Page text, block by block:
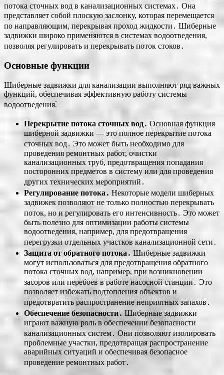
потока сточных вод в канализационных системах․ Она
представляет собой плоскую заслонку, которая перемещается
по направляющим, перекрывая проход жидкости․ Шиберные
задвижки широко применяются в системах водоотведения,
позволяя регулировать и перекрывать поток стоков․
Основные функции
Шиберные задвижки для канализации выполняют ряд важных
функций, обеспечивая эффективную работу системы
водоотведения⁚
Перекрытие потока сточных вод․ Основная функция
шиберной задвижки ― это полное перекрытие потока
сточных вод․ Это может быть необходимо для
проведения ремонтных работ, очистки
канализационных труб, предотвращения попадания
посторонних предметов в систему или для проведения
других технических мероприятий․
Регулирование потока․ Некоторые модели шиберных
задвижек позволяют не только полностью перекрывать
поток, но и регулировать его интенсивность․ Это может
быть полезно для оптимизации работы системы
водоотведения, например, для предотвращения
перегрузки отдельных участков канализационной сети․
Защита от обратного потока․ Шиберные задвижки
могут использоваться для предотвращения обратного
потока сточных вод, например, при возникновении
засоров или перебоев в работе насосной станции․ Это
позволяет избежать подтопления объектов и
предотвратить распространение неприятных запахов․
Обеспечение безопасности․ Шиберные задвижки
играют важную роль в обеспечении безопасности
канализационных систем․ Они позволяют изолировать
проблемные участки, предотвращая распространение
аварийных ситуаций и обеспечивая безопасное
проведение ремонтных работ․